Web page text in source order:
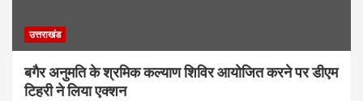
उत्तराखंड
बगैर अनुमति के श्रमिक कल्याण शिविर आयोजित करने पर डीएम
टिहरी ने लिया एक्शन